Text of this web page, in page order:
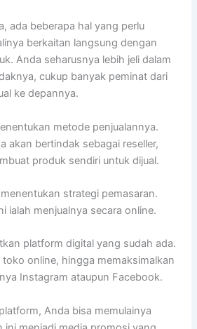
ada beberapa hal yang perlu
berkaitan langsung dengan
Anda seharusnya lebih jeli dalam
cukup banyak peminat dari
ke depannya.
metode penjualannya.
akan bertindak sebagai reseller,
produk sendiri untuk dijual.
strategi pemasaran.
ialah menjualnya secara online.
platform digital yang sudah ada.
toko online, hingga memaksimalkan
Instagram ataupun Facebook.
Anda bisa memulainya